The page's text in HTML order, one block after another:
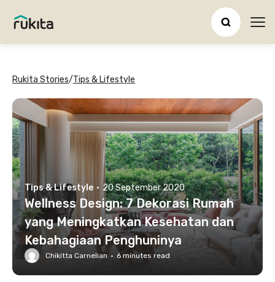
Rukita Stories/Tips & Lifestyle
Tips & Lifestyle · 20 September 2020
Wellness Design: 7 Dekorasi Rumah
yang Meningkatkan Kesehatan dan
Kebahagiaan Penghuninya
Chikitta Carnelian · 6 minutes read